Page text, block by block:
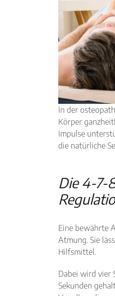
In der
Körper
Impulse
die natürliche
Die 4-7-
Eine bewährte
Atmung. Sie
Hilfsmittel.
Dabei wird vier
Sekunden